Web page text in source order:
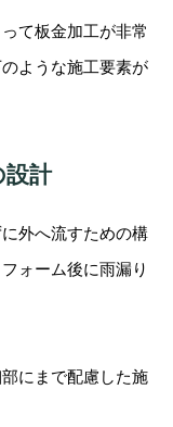
て板金加工が非常
ような施工要素が
設計
外へ流すための構
ォーム後に雨漏り
にまで配慮した施